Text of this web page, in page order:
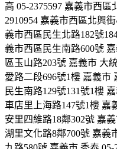
高 05-2375597 嘉義市西
2910954 嘉義市西區北興
義市西區民生北路182號
義市西區民生南路600號
區玉山路203號 嘉義市 大
愛路二段696號1樓 嘉義市
民生南路129號131號1樓
車店里上海路147號1樓 嘉
安里四維路18鄰302號 嘉
湖里文化路8鄰700號 嘉義